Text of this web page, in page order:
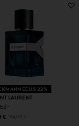
EELIS 22%
LAURENT
Price
€ Original Price
134,00 €